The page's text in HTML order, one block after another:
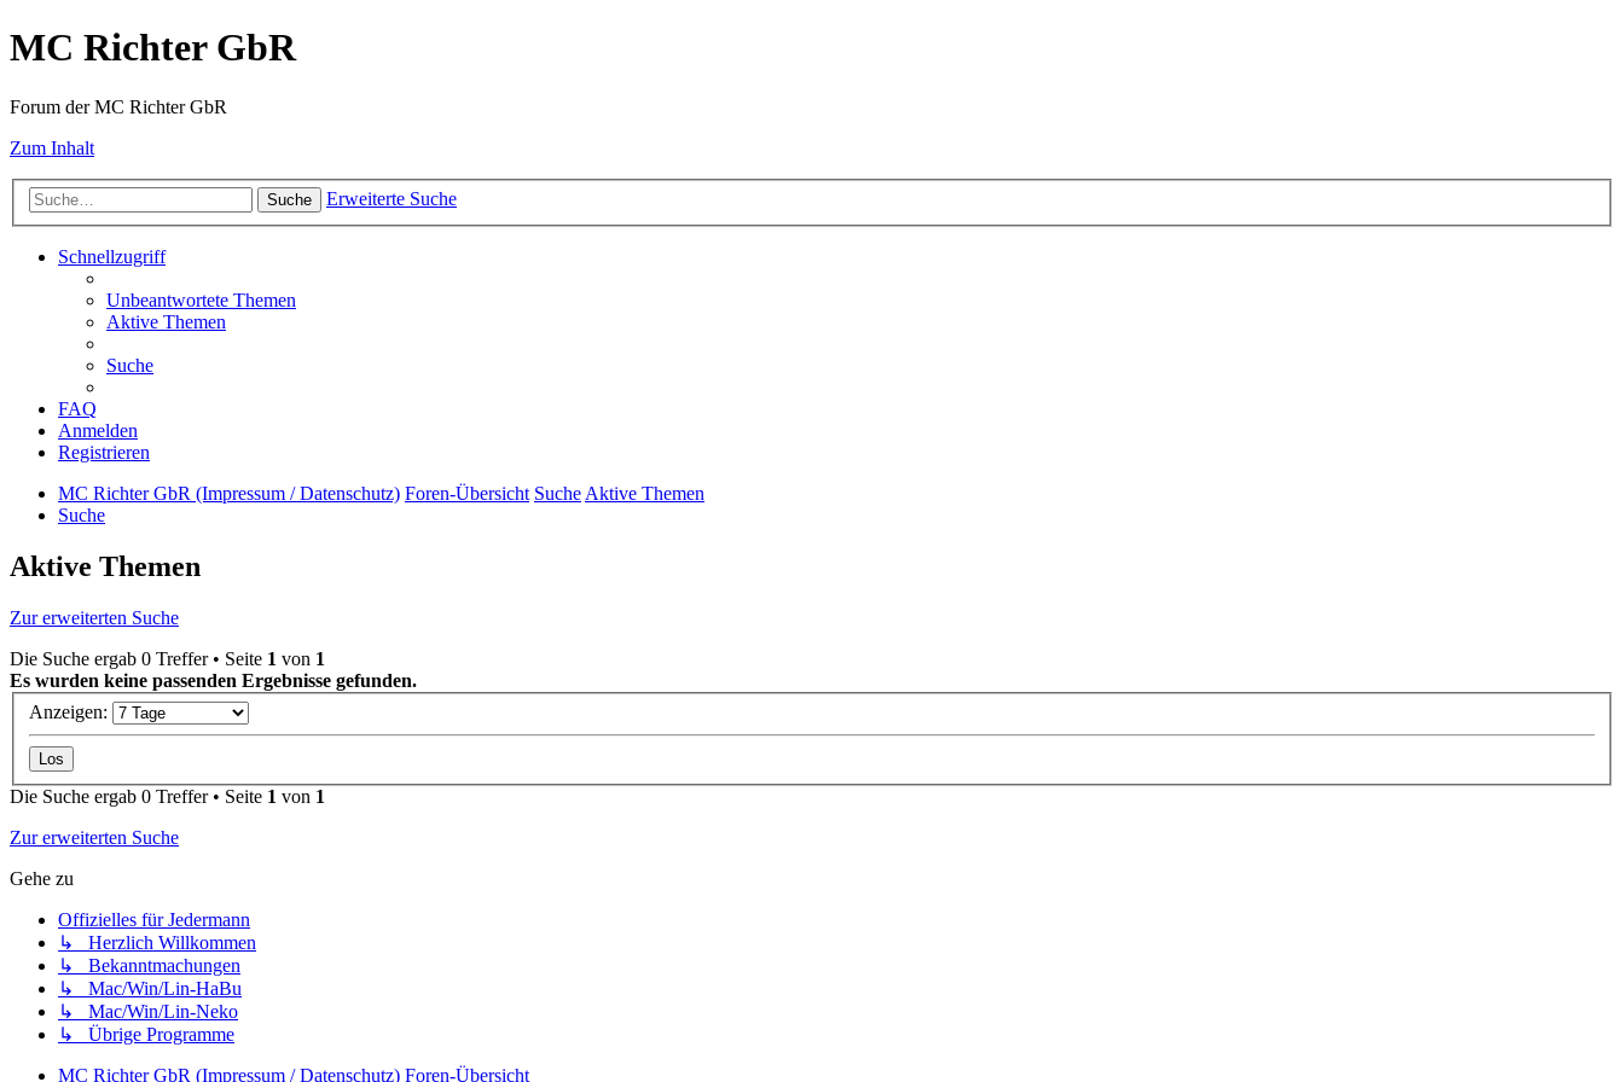
MC Richter GbR
Forum der MC Richter GbR
Zum Inhalt
Suche Erweiterte Suche
Schnellzugriff
Unbeantwortete Themen
Aktive Themen
Suche
FAQ
Anmelden
Registrieren
MC Richter GbR (Impressum / Datenschutz) Foren-Übersicht SucheAktive Themen
Suche
Aktive Themen
Zur erweiterten Suche
Die Suche ergab 0 Treffer • Seite 1 von 1
Es wurden keine passenden Ergebnisse gefunden.
Anzeigen:
Die Suche ergab 0 Treffer • Seite 1 von 1
Zur erweiterten Suche
Gehe zu
Offizielles für Jedermann
↳ Herzlich Willkommen
↳ Bekanntmachungen
↳ Mac/Win/Lin-HaBu
↳ Mac/Win/Lin-Neko
↳ Übrige Programme
MC Richter GbR (Impressum / Datenschutz) Foren-Übersicht